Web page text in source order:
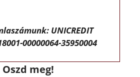
UNICREDIT
00000064-35950004
Oszd meg!